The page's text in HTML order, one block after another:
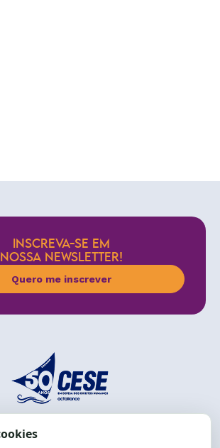
INSCREVA-SE EM
NOSSA NEWSLETTER!
Quero me inscrever
End.: R. da Graça, 150. Graça